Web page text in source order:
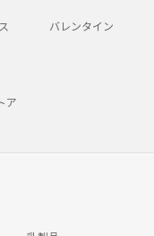
バレンタイン
ア